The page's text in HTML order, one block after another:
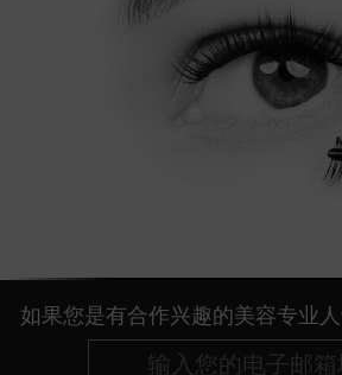
如果您是有合作兴趣的美容专业人